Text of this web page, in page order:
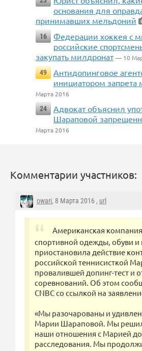
основания для
принимавших мельдоний
16
Федерации хоккея с
российские
закупать милдронат — 10
49
Антидопинговое
инициатором запрета
Марта 2016
24
Адвокат объяснил
Шараповой
Марта 2016
Комментарии участников:
owari, 8 Марта 2016 , url
Американская
спортивной одежды, обуви и
приостановила действие
российской теннисисткой
провалившей допинг-тест и
соревнований. Об этом
CNBC со ссылкой на
«Мы разочарованы и
Марии Шараповой. Мы
наши отношения с Марией
расследования. Мы